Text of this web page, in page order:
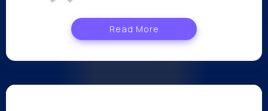
Read More